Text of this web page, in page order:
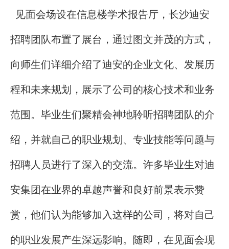
见面会场设在信息楼学术报告厅，长沙迪安
招聘团队布置了展台，通过图文并茂的方式，
向师生们详细介绍了迪安的企业文化、发展历
程和未来规划，展示了公司的核心技术和业务
范围。 毕业生们聚精会神地聆听招聘团队的介
绍，并就自己的职业规划、专业技能等问题与
招聘人员进行了深入的交流。许多毕业生对迪
安集团在业界的卓越声誉和良好前景表示赞
赏，他们认为能够加入这样的公司，将对自己
的职业发展产生深远影响。随即，在见面会现